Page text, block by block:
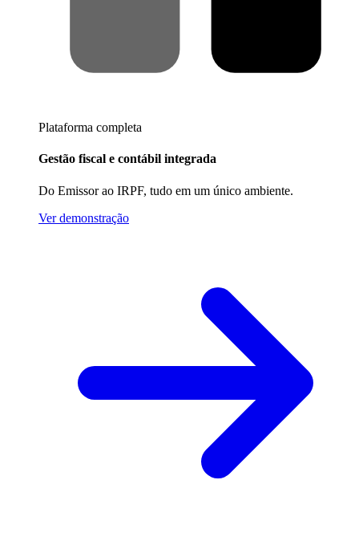
Plataforma completa
Gestão fiscal e contábil integrada
Do Emissor ao IRPF, tudo em um único ambiente.
Ver demonstração